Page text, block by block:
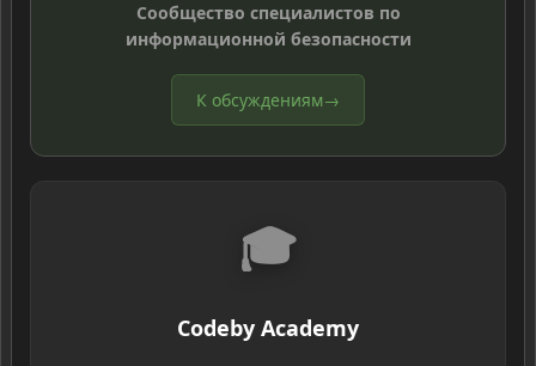
Сообщество специалистов по
информационной безопасности
К обсуждениям→
🎓
Codeby Academy